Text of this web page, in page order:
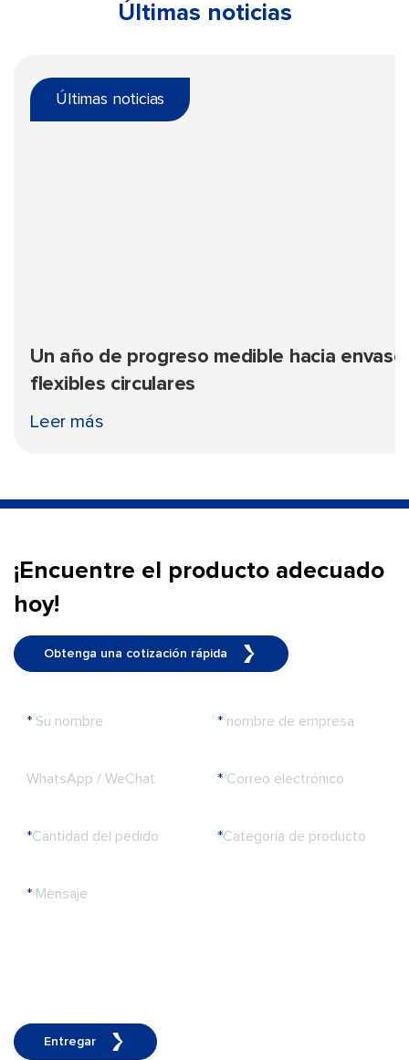
Últimas noticias
Últimas noticias
Un año de progreso medible hacia
flexibles circulares
Leer más
¡Encuentre el producto adecuado
hoy!
Obtenga una cotización rápida
* Su nombre * nombre de empresa
WhatsApp / WeChat * Correo electrónico
*Cantidad del pedido *Categoría de producto
* Mensaje
Entregar